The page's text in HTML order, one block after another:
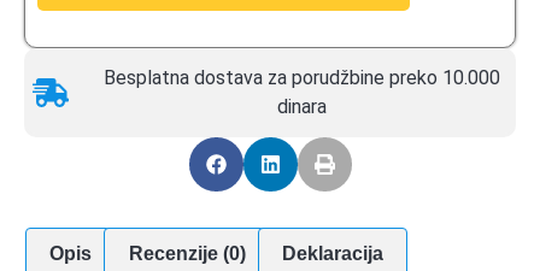
Besplatna dostava za porudžbine preko 10.000
dinara
Opis Recenzije (0) Deklaracija